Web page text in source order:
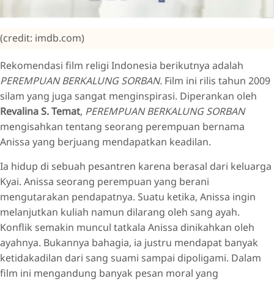
(credit: imdb.com)
Rekomendasi film religi Indonesia berikutnya adalah
PEREMPUAN BERKALUNG SORBAN. Film ini rilis tahun 2009
silam yang juga sangat menginspirasi. Diperankan oleh
Revalina S. Temat, PEREMPUAN BERKALUNG SORBAN
mengisahkan tentang seorang perempuan bernama
Anissa yang berjuang mendapatkan keadilan.
Ia hidup di sebuah pesantren karena berasal dari keluarga
Kyai. Anissa seorang perempuan yang berani
mengutarakan pendapatnya. Suatu ketika, Anissa ingin
melanjutkan kuliah namun dilarang oleh sang ayah.
Konflik semakin muncul tatkala Anissa dinikahkan oleh
ayahnya. Bukannya bahagia, ia justru mendapat banyak
ketidakadilan dari sang suami sampai dipoligami. Dalam
film ini mengandung banyak pesan moral yang